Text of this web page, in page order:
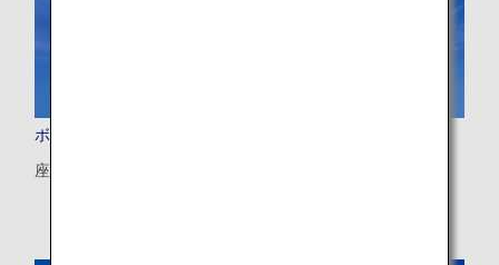
ボーイング777-300ER (77W)
座数：212席